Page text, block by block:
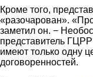
Кроме того,
«разочарован».
заметил он. −
представитель
имеют только одну
договоренностей.